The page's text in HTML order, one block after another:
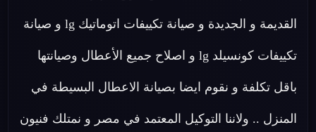
القديمة و الجديدة و صيانة تكييفات اتوماتيك lg و صيانة
تكييفات كونسيلد lg و اصلاح جميع الأعطال وصيانتها
باقل تكلفة و نقوم ايضا بصيانة الاعطال البسيطة في
المنزل .. ولاننا التوكيل المعتمد في مصر و نمتلك فنيون